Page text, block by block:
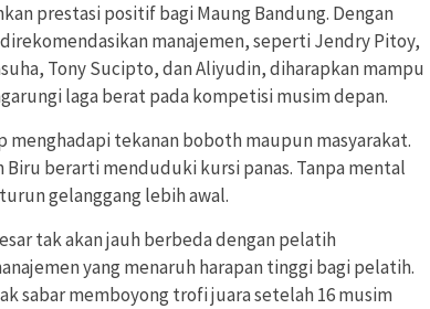
prestasi positif bagi Maung Bandung. Dengan
manajemen, seperti Jendry Pitoy,
Tony Sucipto, dan Aliyudin, diharapkan mampu
laga berat pada kompetisi musim depan.
menghadapi tekanan boboth maupun masyarakat.
berarti menduduki kursi panas. Tanpa mental
gelanggang lebih awal.
tak akan jauh berbeda dengan pelatih
yang menaruh harapan tinggi bagi pelatih.
sabar memboyong trofi juara setelah 16 musim